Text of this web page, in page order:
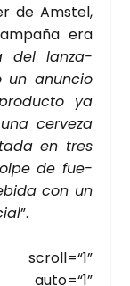
de Ams­tel,
era
del lan­za­
un anun­cio
ya
cer­ve­za
en tres
de fue­
con un
”.
auto=“1”